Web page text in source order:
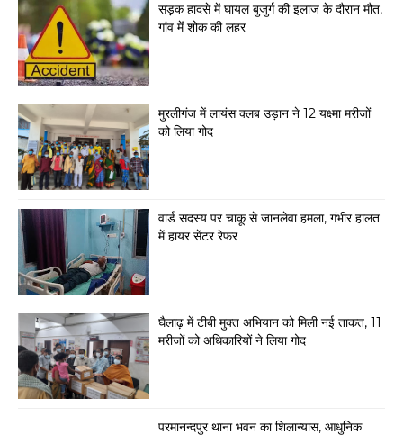
सड़क हादसे में घायल बुजुर्ग की इलाज के दौरान मौत,
गांव में शोक की लहर
मुरलीगंज में लायंस क्लब उड़ान ने 12 यक्ष्मा मरीजों
को लिया गोद
वार्ड सदस्य पर चाकू से जानलेवा हमला, गंभीर हालत
में हायर सेंटर रेफर
घैलाढ़ में टीबी मुक्त अभियान को मिली नई ताकत, 11
मरीजों को अधिकारियों ने लिया गोद
परमानन्दपुर थाना भवन का शिलान्यास, आधुनिक